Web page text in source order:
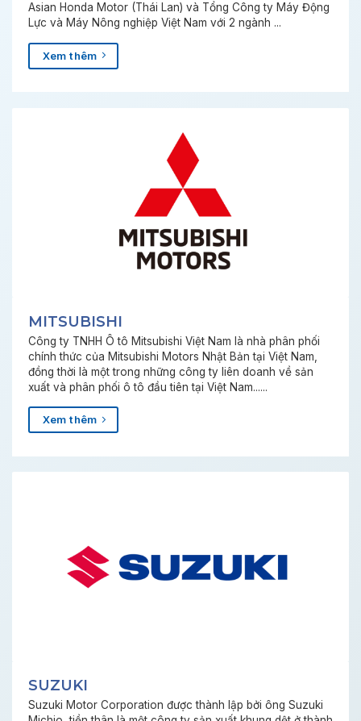
Asian Honda Motor (Thái Lan) và Tổng Công ty Máy Động
Lực và Máy Nông nghiệp Việt Nam với 2 ngành ...
Xem thêm
MITSUBISHI
Công ty TNHH Ô tô Mitsubishi Việt Nam là nhà phân phối
chính thức của Mitsubishi Motors Nhật Bản tại Việt Nam,
đồng thời là một trong những công ty liên doanh về sản
xuất và phân phối ô tô đầu tiên tại Việt Nam......
Xem thêm
SUZUKI
Suzuki Motor Corporation được thành lập bởi ông Suzuki